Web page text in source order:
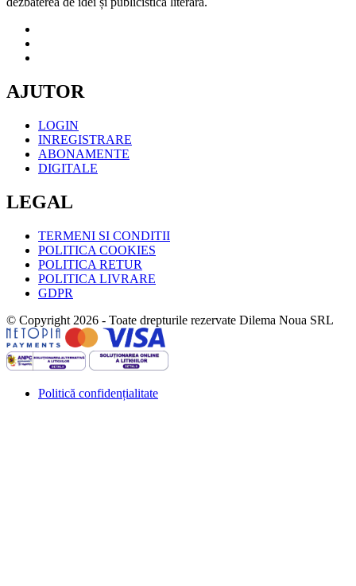
AJUTOR
LOGIN
INREGISTRARE
ABONAMENTE
DIGITALE
LEGAL
TERMENI SI CONDITII
POLITICA COOKIES
POLITICA RETUR
POLITICA LIVRARE
GDPR
© Copyright 2026 - Toate drepturile rezervate Dilema Noua SRL
Politică confidențialitate